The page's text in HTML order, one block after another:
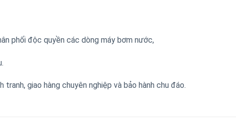
phối độc quyền các dòng máy bơm nước,
giao hàng chuyên nghiệp và bảo hành chu đáo.